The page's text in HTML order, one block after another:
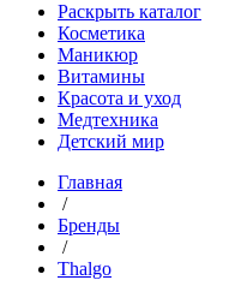
Раскрыть каталог
Косметика
Маникюр
Витамины
Красота и уход
Медтехника
Детский мир
Главная
/
Бренды
/
Thalgo